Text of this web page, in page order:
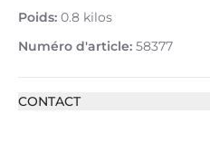
Poids: 0.8 kilos
Numéro d'article: 58377
CONTACT